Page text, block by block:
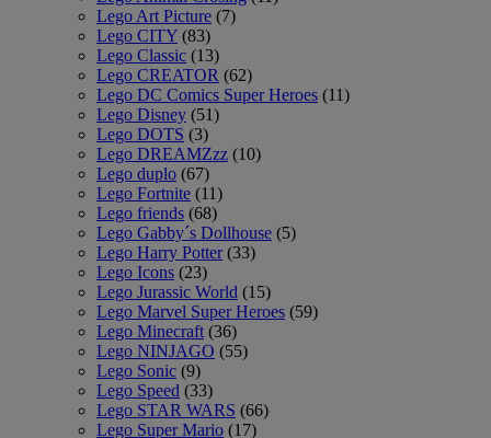
Lego Art Picture (7)
Lego CITY (83)
Lego Classic (13)
Lego CREATOR (62)
Lego DC Comics Super Heroes (11)
Lego Disney (51)
Lego DOTS (3)
Lego DREAMZzz (10)
Lego duplo (67)
Lego Fortnite (11)
Lego friends (68)
Lego Gabby´s Dollhouse (5)
Lego Harry Potter (33)
Lego Icons (23)
Lego Jurassic World (15)
Lego Marvel Super Heroes (59)
Lego Minecraft (36)
Lego NINJAGO (55)
Lego Sonic (9)
Lego Speed (33)
Lego STAR WARS (66)
Lego Super Mario (17)